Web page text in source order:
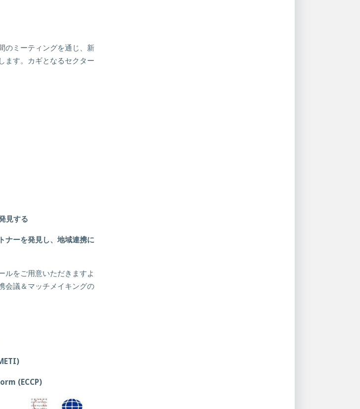
のミーティングを通じ、新
ます。カギとなるセクター
見する
ーを発見し、地域連携に
ルをご用意いただきますよ
会議＆マッチメイキングの
(ECCP)